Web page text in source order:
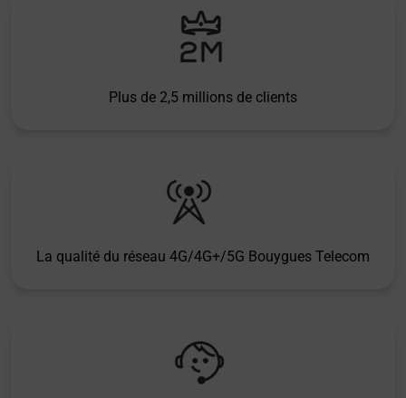
Plus de 2,5 millions de clients
La qualité du réseau 4G/4G+/5G Bouygues Telecom